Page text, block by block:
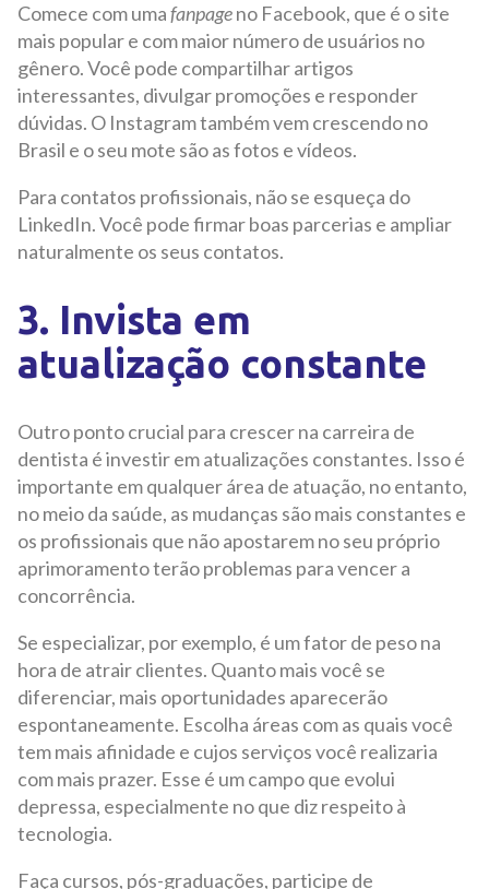
Comece com umafanpageno Facebook, que é o site
mais popular e com maior número de usuários no
gênero. Você pode compartilhar artigos
interessantes, divulgar promoções e responder
dúvidas. O Instagram também vem crescendo no
Brasil e o seu mote são as fotos e vídeos.
Para contatos profissionais, não se esqueça do
LinkedIn. Você pode firmar boas parcerias e ampliar
naturalmente os seus contatos.
3. Invista em
atualização constante
Outro ponto crucial para crescer na carreira de
dentista é investir em atualizações constantes. Isso é
importante em qualquer área de atuação, no entanto,
no meio da saúde, as mudanças são mais constantes e
os profissionais que não apostarem no seu próprio
aprimoramento terão problemas para vencer a
concorrência.
Se especializar, por exemplo, é um fator de peso na
hora de atrair clientes. Quanto mais você se
diferenciar, mais oportunidades aparecerão
espontaneamente. Escolha áreas com as quais você
tem mais afinidade e cujos serviços você realizaria
com mais prazer. Esse é um campo que evolui
depressa, especialmente no que diz respeito à
tecnologia.
Faça cursos, pós-graduações, participe de